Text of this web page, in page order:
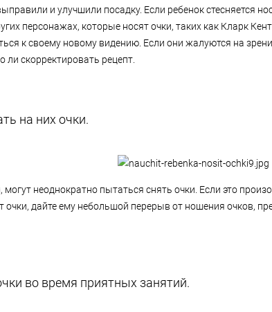
и улучшили посадку. Если ребенок стесняется
персонажах, которые носят очки, таких как Кларк
к своему новому видению. Если они жалуются на
скорректировать рецепт.
на них очки.
неоднократно пытаться снять очки. Если это
дайте ему небольшой перерыв от ношения очков,
во время приятных занятий.